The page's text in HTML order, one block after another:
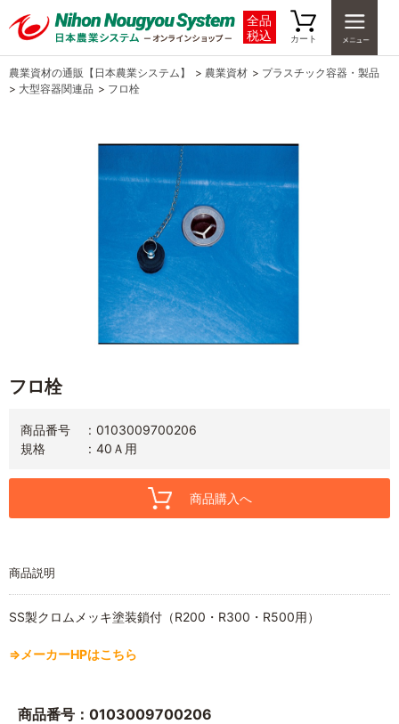
全品
税込
カート
農業資材の通販【日本農業システム】 > 農業資材 > プラスチック容器・製品
> 大型容器関連品 > フロ栓
フロ栓
商品番号
0103009700206
規格
40Ａ用
商品購入へ
商品説明
SS製クロムメッキ塗装鎖付（R200・R300・R500用）
⇒メーカーHPはこちら
商品番号：0103009700206